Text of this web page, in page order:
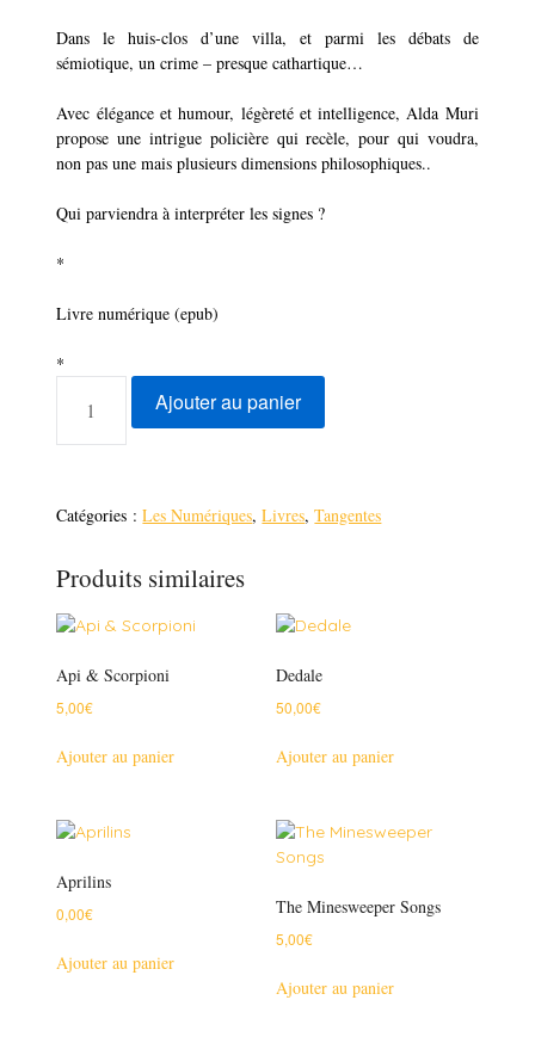
Dans le huis-clos d’une villa, et parmi les débats de
sémiotique, un crime – presque cathartique…
Avec élégance et humour, légèreté et intelligence, Alda Muri
propose une intrigue policière qui recèle, pour qui voudra,
non pas une mais plusieurs dimensions philosophiques..
Qui parviendra à interpréter les signes ?
*
Livre numérique (epub)
*
OTRANTE
Ajouter au panier
Catégories :Les Numériques,Livres,Tangentes
Produits similaires
Api & Scorpioni
5,00€
Ajouter au panier
Dedale
50,00€
Ajouter au panier
Aprilins
0,00€
Ajouter au panier
The Minesweeper Songs
5,00€
Ajouter au panier